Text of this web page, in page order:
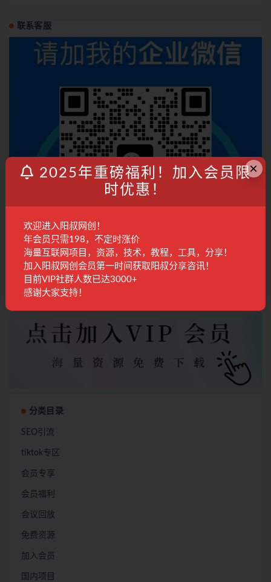
联系客服
分类目录
SEO引流
tiktok专区
会员专享
会员福利
会议回放
免费资源
加入会员
国内项目
×
2025年重磅福利！加入会员限
时优惠！
欢迎进入阳叔网创！
年会员只需198，不定时涨价
海量互联网项目，资源，技术，教程，工具，分享！
加入阳叔网创会员第一时间获取阳叔分享咨讯！
目前VIP社群人数已达3000+
感谢大家支持！